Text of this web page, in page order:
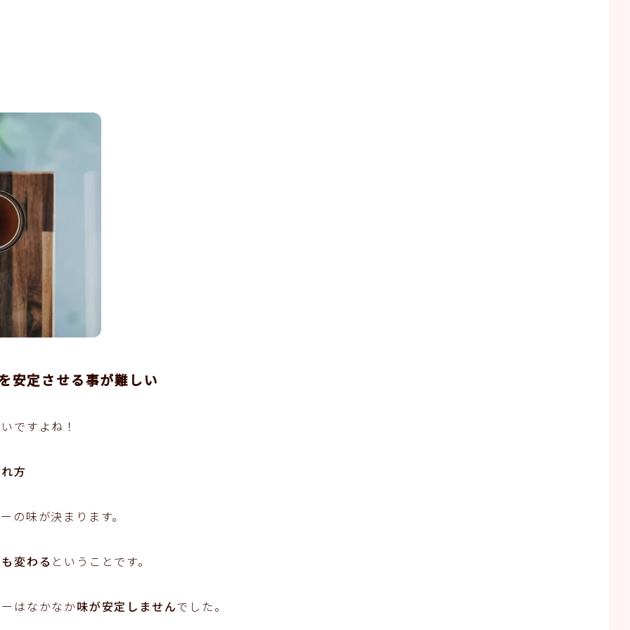
安定させる事が難しい
ですよね！
方
の味が決まります。
変わる ということです。
はなかなか味が安定しませんでした。